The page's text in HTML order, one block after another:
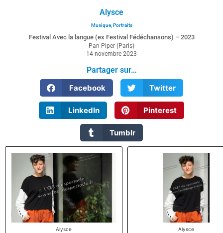
Alysce
Musique,Portraits
Festival Avec la langue (ex Festival Fédéchansons) – 2023
Pan Piper (Paris)
14 novembre 2023
Partager sur…
Facebook
Twitter
LinkedIn Pinterest
Tumblr
Alysce
Alysce